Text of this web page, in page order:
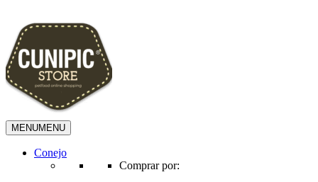
MENUMENU
Conejo
Comprar por: